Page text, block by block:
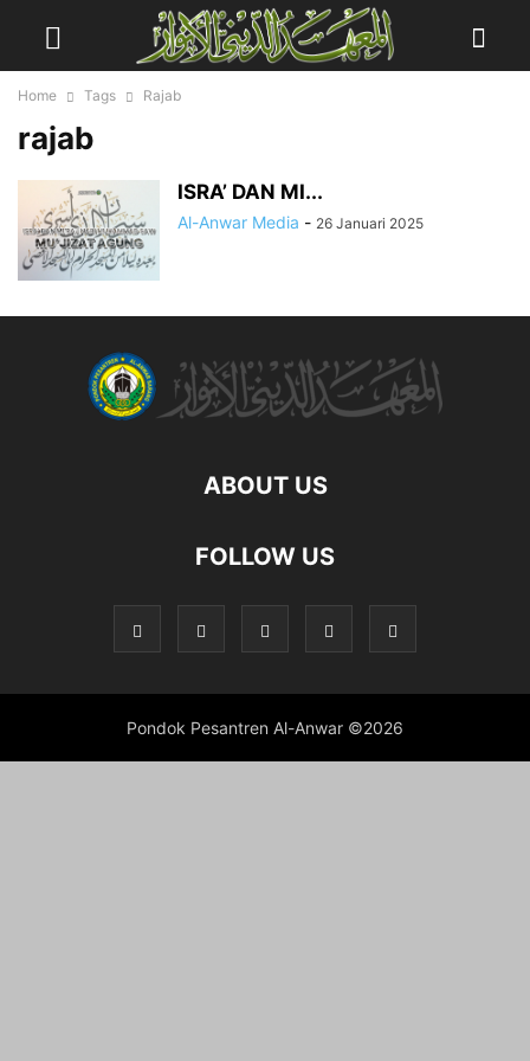
Home Tags Rajab
rajab
ISRA’ DAN MI...
Al-Anwar Media - 26 Januari 2025
ABOUT US
FOLLOW US
Pondok Pesantren Al-Anwar ©2026